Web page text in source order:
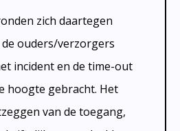
zich daartegen
ouders/verzorgers
incident en de time-out
hoogte gebracht. Het
van de toegang,